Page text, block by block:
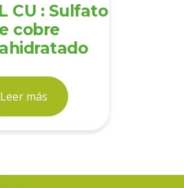
CU : Sulfato
cobre
Leer más